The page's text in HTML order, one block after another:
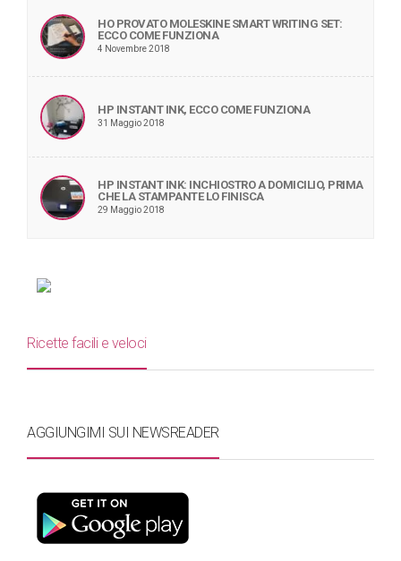
HO PROVATO MOLESKINE SMART WRITING SET:
ECCO COME FUNZIONA
4 Novembre 2018
HP INSTANT INK, ECCO COME FUNZIONA
31 Maggio 2018
HP INSTANT INK: INCHIOSTRO A DOMICILIO, PRIMA
CHE LA STAMPANTE LO FINISCA
29 Maggio 2018
Ricette facili e veloci
AGGIUNGIMI SUI NEWSREADER